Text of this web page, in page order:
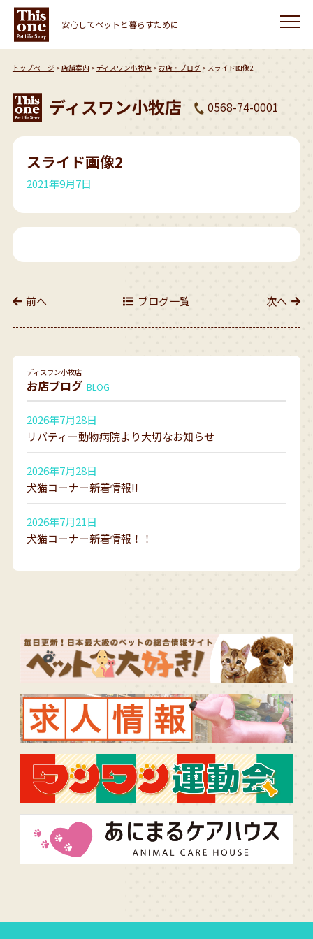
安心してペットと暮らすために
トップページ 店舗案内 ディスワン小牧店 お店・ブログ スライド画像2
ディスワン小牧店 0568-74-0001
ディスワン小牧店
お店ブログ BLOG
2026年7月28日
リバティー動物病院より大切なお知らせ
2026年7月28日
犬猫コーナー新着情報!!
2026年7月21日
犬猫コーナー新着情報！！
スライド画像2
2021年9月7日
前へ ブログ一覧 次へ